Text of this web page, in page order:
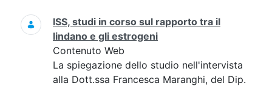
ISS, studi in corso sul rapporto tra il
lindano e gli estrogeni
Contenuto Web
La spiegazione dello studio nell'intervista
alla Dott.ssa Francesca Maranghi, del Dip.